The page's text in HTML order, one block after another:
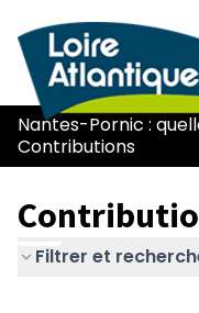
Nantes-Pornic :
Contributions
Filtrer et